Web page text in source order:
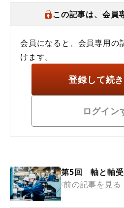
この記事は、会員
会員になると、会員専用の
けます。
登録して続
ログイン
第5回 軸と軸受
前の記事を見る